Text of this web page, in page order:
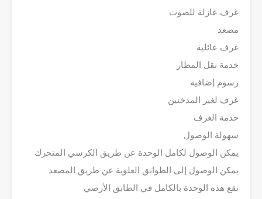
غرف عازلة للصوت
مصعد
غرف عائلية
خدمة نقل المطار
رسوم إضافية
غرف لغير المدخنين
خدمة الغرف
سهولة الوصول
يمكن الوصول لكامل الوحدة عن طريق الكرسي المتحرك
يمكن الوصول إلى الطوابق العلوية عن طريق المصعد
تقع هذه الوحدة بالكامل في الطابق الأرضي